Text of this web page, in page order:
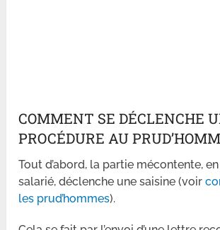
COMMENT SE DÉCLENCHE
PROCÉDURE AU
Tout d’abord, la partie mécontente,
salarié, déclenche une saisine (voir
les prud’hommes).